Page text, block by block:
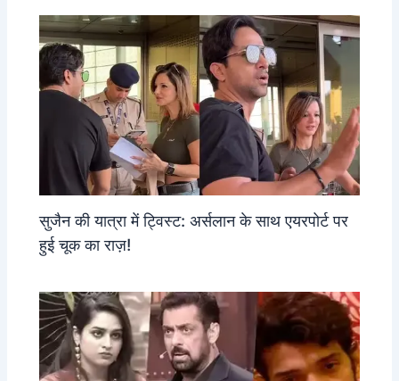
सुजैन की यात्रा में ट्विस्ट: अर्सलान के साथ एयरपोर्ट पर
हुई चूक का राज़!